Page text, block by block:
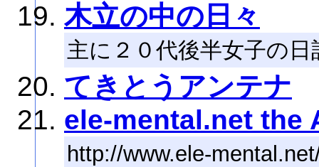
木立の中の日々
主に２０代後半女子の
てきとうアンテナ
ele-mental.net the
http://www.ele-